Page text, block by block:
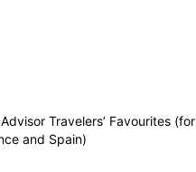
Travelers’ Favourites
and Spain)